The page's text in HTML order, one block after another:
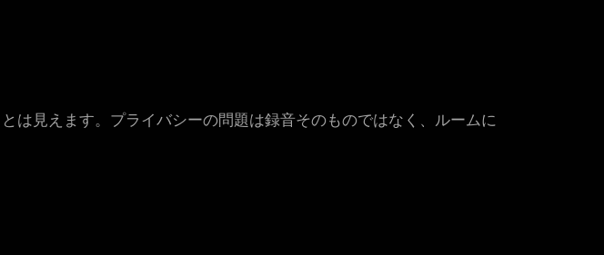
は見えます。プライバシーの問題は録音そのものではなく、ルームに